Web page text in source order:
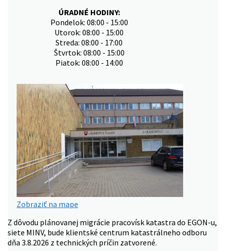
ÚRADNÉ HODINY:
Pondelok: 08:00 - 15:00
Utorok: 08:00 - 15:00
Streda: 08:00 - 17:00
Štvrtok: 08:00 - 15:00
Piatok: 08:00 - 14:00
Zobraziť na mape
Z dôvodu plánovanej migrácie pracovísk katastra do EGON-u,
siete MINV, bude klientské centrum katastrálneho odboru
dňa 3.8.2026 z technických príčin zatvorené.